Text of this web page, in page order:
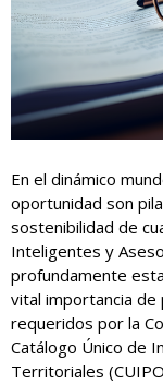
En el dinámico
oportunidad son
sostenibilidad de
Inteligentes y
profundamente
vital importancia
requeridos por la
Catálogo Único de
Territoriales